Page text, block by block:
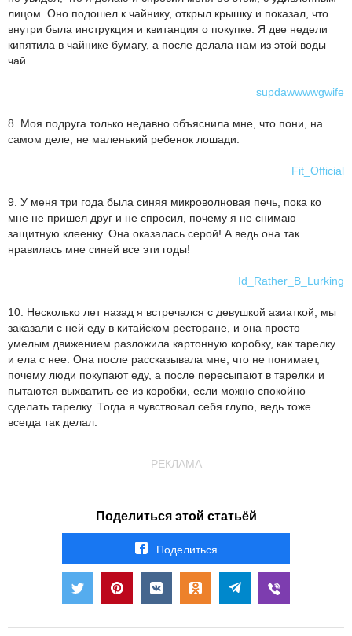
лицом. Оно подошел к чайнику, открыл крышку и показал, что
внутри была инструкция и квитанция о покупке. Я две недели
кипятила в чайнике бумагу, а после делала нам из этой воды
чай.
supdawwwwgwife
8. Моя подруга только недавно объяснила мне, что пони, на
самом деле, не маленький ребенок лошади.
Fit_Official
9. У меня три года была синяя микроволновая печь, пока ко
мне не пришел друг и не спросил, почему я не снимаю
защитную клеенку. Она оказалась серой! А ведь она так
нравилась мне синей все эти годы!
Id_Rather_B_Lurking
10. Несколько лет назад я встречался с девушкой азиаткой, мы
заказали с ней еду в китайском ресторане, и она просто
умелым движением разложила картонную коробку, как тарелку
и ела с нее. Она после рассказывала мне, что не понимает,
почему люди покупают еду, а после пересыпают в тарелки и
пытаются выхватить ее из коробки, если можно спокойно
сделать тарелку. Тогда я чувствовал себя глупо, ведь тоже
всегда так делал.
РЕКЛАМА
Поделиться этой статьёй
Поделиться